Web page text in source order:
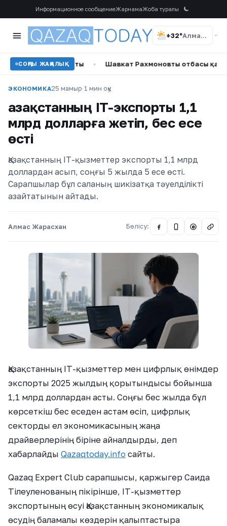
Информационное сообщениеЖарнамаЖоба туралы
+32° Алматы
СОҢҒЫ ЖАҢАЛЫҚ
айтты • Шавкат Рахмоновтың отбасы қара жамылды
ЭКОНОМИКА25 мамыр·1 мин оқу
Қазақстанның IT-экспорты 1,1
млрд долларға жетіп, бес есе
өсті
Қазақстанның IT-қызметтер экспорты 1,1 млрд
доллардан асып, соңғы 5 жылда 5 есе өсті.
Сарапшылар бұл саланың шикізатқа тәуелділікті
азайтатынын айтады.
Алмас Жарасхан Бөлісу: @
Қазақстанның IT-қызметтер мен цифрлық өнімдер
экспорты 2025 жылдың қорытындысы бойынша
1,1 млрд доллардан асты. Соңғы бес жылда бұл
көрсеткіш бес еседен астам өсіп, цифрлық
секторды ел экономикасының жаңа
драйверлерінің біріне айналдырды, деп
хабарлайды Qazaqtoday.info сайты.
Qazaq Expert Club сарапшысы, қаржыгер Саида
Тілеуленованың пікірінше, IT-қызметтер
экспортының өсуі Қазақстанның экономикалық
өсудің баламалы көздерін қалыптастыра